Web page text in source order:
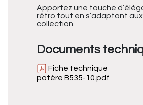
Apportez une touche
rétro tout en s’adaptant
collection.
Documents
Fiche technique
patère B535-10.pdf